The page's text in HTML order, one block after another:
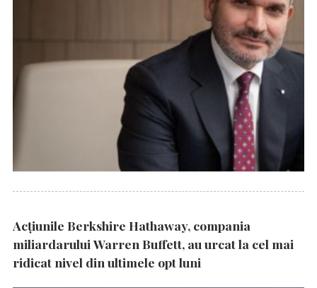
Acțiunile Berkshire Hathaway, compania
miliardarului Warren Buffett, au urcat la cel mai
ridicat nivel din ultimele opt luni